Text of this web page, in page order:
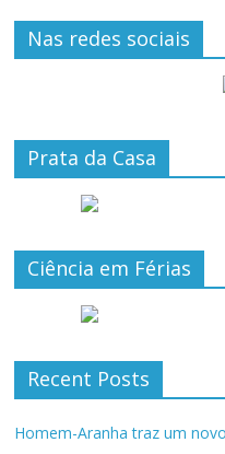
Nas redes sociais
Prata da Casa
Ciência em Férias
Recent Posts
Homem-Aranha traz um